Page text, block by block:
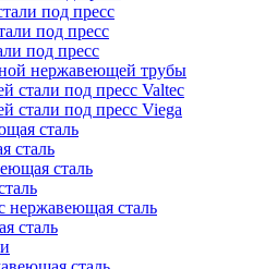
под пресс
под пресс
под пресс
нержавеющей трубы
стали под пресс Valtec
стали под пресс Viega
сталь
сталь
сталь
нержавеющая сталь
сталь